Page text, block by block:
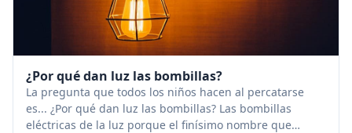
¿Por qué dan luz las bombillas?
La pregunta que todos los niños hacen al percatarse
es... ¿Por qué dan luz las bombillas? Las bombillas
eléctricas de la luz porque el finísimo nombre que